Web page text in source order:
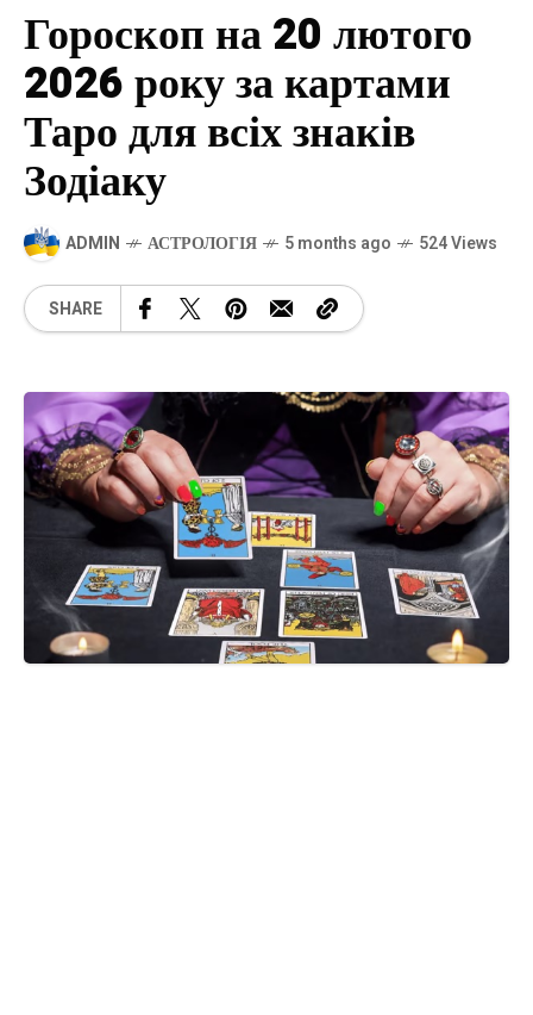
Гороскоп на 20 лютого
2026 року за картами
Таро для всіх знаків
Зодіаку
ADMIN АСТРОЛОГІЯ 5 months ago 524 Views
SHARE